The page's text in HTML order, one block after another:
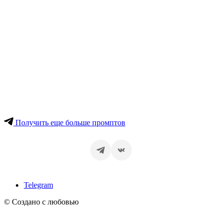
Получить еще больше промптов
Telegram
© Создано с любовью